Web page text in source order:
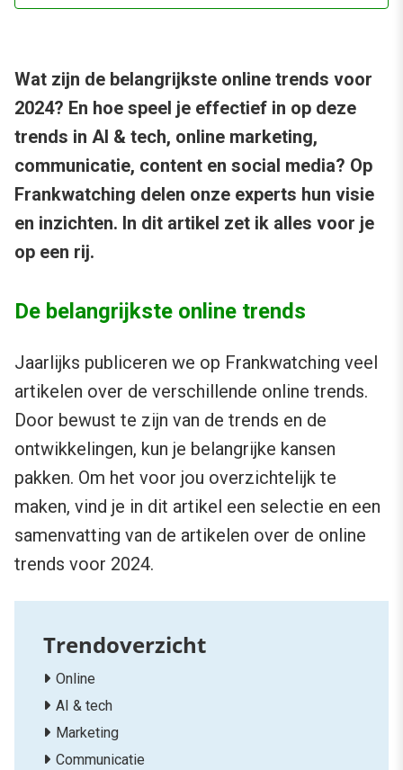
Wat zijn de belangrijkste online trends voor
2024? En hoe speel je effectief in op deze
trends in AI & tech, online marketing,
communicatie, content en social media? Op
Frankwatching delen onze experts hun visie
en inzichten. In dit artikel zet ik alles voor je
op een rij.
De belangrijkste online trends
Jaarlijks publiceren we op Frankwatching veel
artikelen over de verschillende online trends.
Door bewust te zijn van de trends en de
ontwikkelingen, kun je belangrijke kansen
pakken. Om het voor jou overzichtelijk te
maken, vind je in dit artikel een selectie en een
samenvatting van de artikelen over de online
trends voor 2024.
Online
AI & tech
Marketing
Communicatie